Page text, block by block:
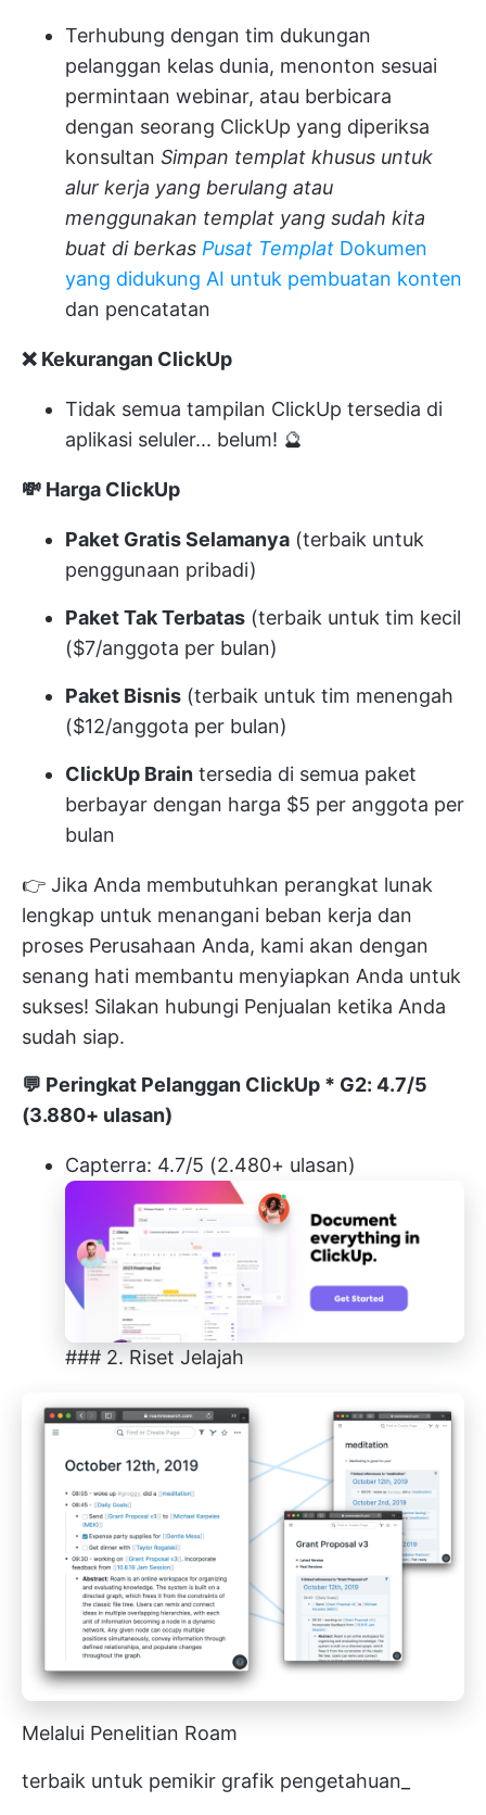
Terhubung dengan tim dukungan
pelanggan kelas dunia, menonton sesuai
permintaan webinar, atau berbicara
dengan seorang ClickUp yang diperiksa
konsultan Simpan templat khusus untuk
alur kerja yang berulang atau
menggunakan templat yang sudah kita
buat di berkas Pusat Templat Dokumen
yang didukung AI untuk pembuatan konten
dan pencatatan
❌ Kekurangan ClickUp
Tidak semua tampilan ClickUp tersedia di
aplikasi seluler... belum! 🔮
💸 Harga ClickUp
Paket Gratis Selamanya (terbaik untuk
penggunaan pribadi)
Paket Tak Terbatas (terbaik untuk tim kecil
($7/anggota per bulan)
Paket Bisnis (terbaik untuk tim menengah
($12/anggota per bulan)
ClickUp Brain tersedia di semua paket
berbayar dengan harga $5 per anggota per
bulan
👉 Jika Anda membutuhkan perangkat lunak
lengkap untuk menangani beban kerja dan
proses Perusahaan Anda, kami akan dengan
senang hati membantu menyiapkan Anda untuk
sukses! Silakan hubungi Penjualan ketika Anda
sudah siap.
💬 Peringkat Pelanggan ClickUp * G2: 4.7/5
(3.880+ ulasan)
Capterra: 4.7/5 (2.480+ ulasan)
### 2. Riset Jelajah
Melalui Penelitian Roam
terbaik untuk pemikir grafik pengetahuan_